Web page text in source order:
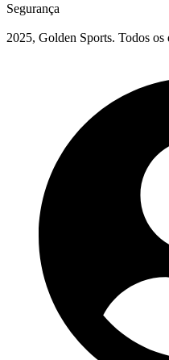
Segurança
2025, Golden Sports. Todos os